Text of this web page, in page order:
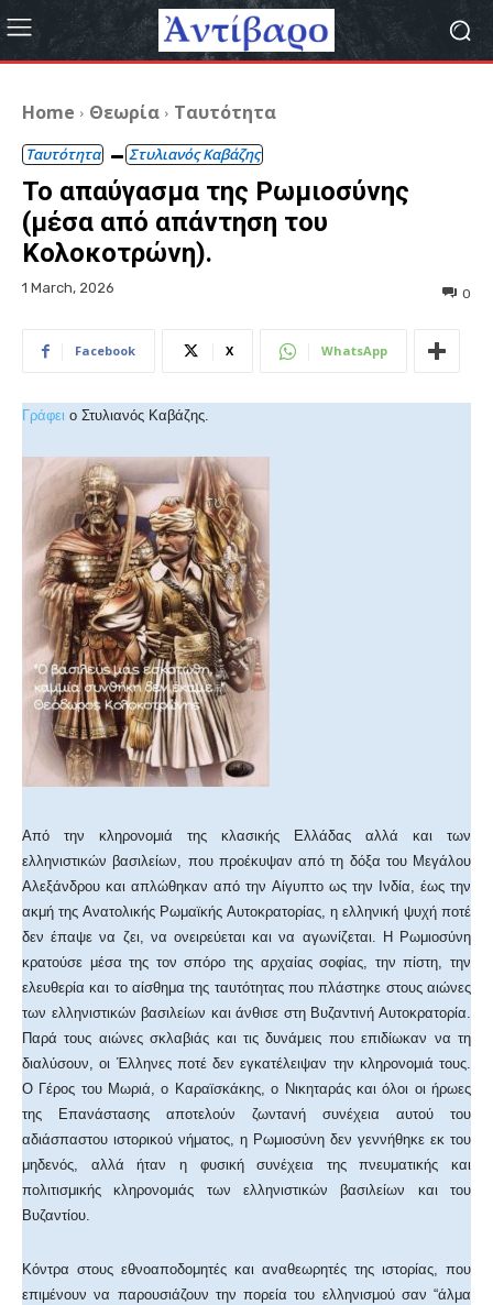
Home Θεωρία Ταυτότητα
Ταυτότητα Στυλιανός Καβάζης
Το απαύγασμα της Ρωμιοσύνης
(μέσα από απάντηση του
Κολοκοτρώνη).
1 March, 2026 0
Facebook X WhatsApp
Γράφει ο Στυλιανός Καβάζης.
Από την κληρονομιά της κλασικής Ελλάδας αλλά και των
ελληνιστικών βασιλείων, που προέκυψαν από τη δόξα του Μεγάλου
Αλεξάνδρου και απλώθηκαν από την Αίγυπτο ως την Ινδία, έως την
ακμή της Ανατολικής Ρωμαϊκής Αυτοκρατορίας, η ελληνική ψυχή ποτέ
δεν έπαψε να ζει, να ονειρεύεται και να αγωνίζεται. Η Ρωμιοσύνη
κρατούσε μέσα της τον σπόρο της αρχαίας σοφίας, την πίστη, την
ελευθερία και το αίσθημα της ταυτότητας που πλάστηκε στους αιώνες
των ελληνιστικών βασιλείων και άνθισε στη Βυζαντινή Αυτοκρατορία.
Παρά τους αιώνες σκλαβιάς και τις δυνάμεις που επιδίωκαν να τη
διαλύσουν, οι Έλληνες ποτέ δεν εγκατέλειψαν την κληρονομιά τους.
Ο Γέρος του Μωριά, ο Καραϊσκάκης, ο Νικηταράς και όλοι οι ήρωες
της Επανάστασης αποτελούν ζωντανή συνέχεια αυτού του
αδιάσπαστου ιστορικού νήματος, η Ρωμιοσύνη δεν γεννήθηκε εκ του
μηδενός, αλλά ήταν η φυσική συνέχεια της πνευματικής και
πολιτισμικής κληρονομιάς των ελληνιστικών βασιλείων και του
Βυζαντίου.
Κόντρα στους εθνοαποδομητές και αναθεωρητές της ιστορίας, που
επιμένουν να παρουσιάζουν την πορεία του ελληνισμού σαν “άλμα